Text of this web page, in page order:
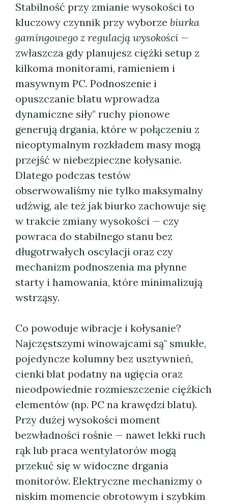
Stabilność przy zmianie wysokości to
kluczowy czynnik przy wyborze biurka
gamingowego z regulacją wysokości —
zwłaszcza gdy planujesz ciężki setup z
kilkoma monitorami, ramieniem i
masywnym PC. Podnoszenie i
opuszczanie blatu wprowadza
dynamiczne siły" ruchy pionowe
generują drgania, które w połączeniu z
nieoptymalnym rozkładem masy mogą
przejść w niebezpieczne kołysanie.
Dlatego podczas testów
obserwowaliśmy nie tylko maksymalny
udźwig, ale też jak biurko zachowuje się
w trakcie zmiany wysokości — czy
powraca do stabilnego stanu bez
długotrwałych oscylacji oraz czy
mechanizm podnoszenia ma płynne
starty i hamowania, które minimalizują
wstrząsy.
Co powoduje wibracje i kołysanie?
Najczęstszymi winowajcami są" smukłe,
pojedyncze kolumny bez usztywnień,
cienki blat podatny na ugięcia oraz
nieodpowiednie rozmieszczenie ciężkich
elementów (np. PC na krawędzi blatu).
Przy dużej wysokości moment
bezwładności rośnie — nawet lekki ruch
rąk lub praca wentylatorów mogą
przekuć się w widoczne drgania
monitorów. Elektryczne mechanizmy o
niskim momencie obrotowym i szybkim